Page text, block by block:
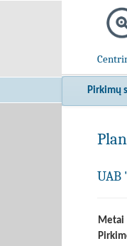
Pirkimų
UAB
Metai